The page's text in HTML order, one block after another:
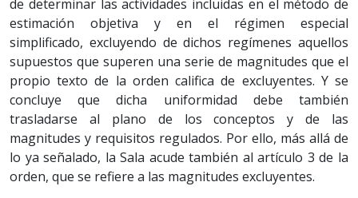
de determinar las actividades incluidas en el método de
estimación objetiva y en el régimen especial
simplificado, excluyendo de dichos regímenes aquellos
supuestos que superen una serie de magnitudes que el
propio texto de la orden califica de excluyentes. Y se
concluye que dicha uniformidad debe también
trasladarse al plano de los conceptos y de las
magnitudes y requisitos regulados. Por ello, más allá de
lo ya señalado, la Sala acude también al artículo 3 de la
orden, que se refiere a las magnitudes excluyentes.